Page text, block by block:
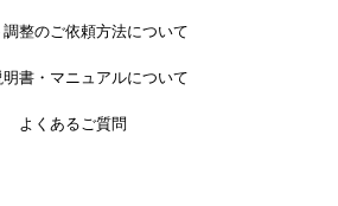
整のご依頼方法について
書・マニュアルについて
よくあるご質問